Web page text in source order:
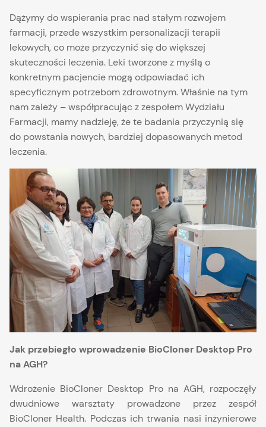
Dążymy do wspierania prac nad stałym rozwojem
farmacji, przede wszystkim personalizacji terapii
lekowych, co może przyczynić się do większej
skuteczności leczenia. Leki tworzone z myślą o
konkretnym pacjencie mogą odpowiadać ich
specyficznym potrzebom zdrowotnym. Właśnie na tym
nam zależy – współpracując z zespołem Wydziału
Farmacji, mamy nadzieję, że te badania przyczynią się
do powstania nowych, bardziej dopasowanych metod
leczenia.
Jak przebiegło wprowadzenie BioCloner Desktop Pro
na AGH?
Wdrożenie BioCloner Desktop Pro na AGH, rozpoczęły
dwudniowe warsztaty prowadzone przez zespół
BioCloner Health. Podczas ich trwania nasi inżynierowe